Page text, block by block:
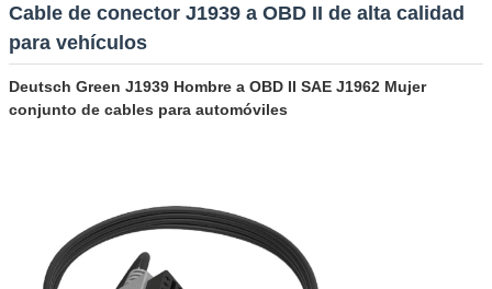
Cable de conector J1939 a OBD II de alta calidad
para vehículos
Deutsch Green J1939 Hombre a OBD II SAE J1962 Mujer
conjunto de cables para automóviles